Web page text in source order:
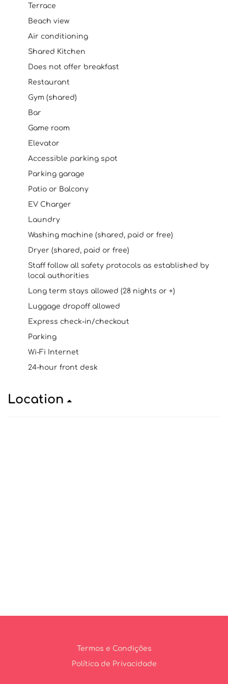
Terrace
Beach view
Air conditioning
Shared Kitchen
Does not offer breakfast
Restaurant
Gym (shared)
Bar
Game room
Elevator
Accessible parking spot
Parking garage
Patio or Balcony
EV Charger
Laundry
Washing machine (shared, paid or free)
Dryer (shared, paid or free)
Staff follow all safety protocols as established by
local authorities
Long term stays allowed (28 nights or +)
Luggage dropoff allowed
Express check-in/checkout
Parking
Wi-Fi Internet
24-hour front desk
Location
Termos e Condições
Política de Privacidade